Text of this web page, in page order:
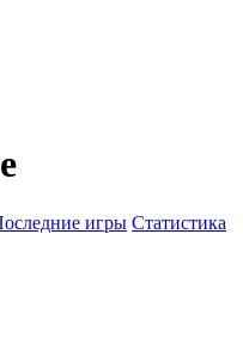
игры Статистика